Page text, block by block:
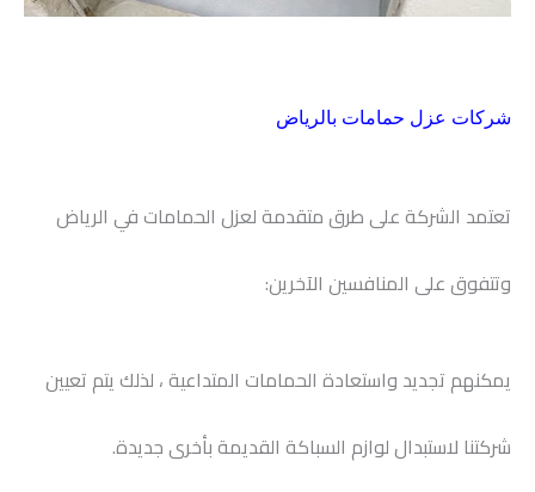
شركات عزل حمامات بالرياض
تعتمد الشركة على طرق متقدمة لعزل الحمامات في الرياض
وتتفوق على المنافسين الآخرين:
يمكنهم تجديد واستعادة الحمامات المتداعية ، لذلك يتم تعيين
شركتنا لاستبدال لوازم السباكة القديمة بأخرى جديدة.